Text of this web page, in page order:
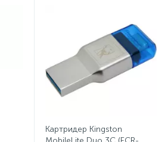
Картридер Kingston